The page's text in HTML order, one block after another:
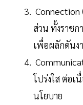
Connection
ส่วน ทั้งราช
เพื่อผลักดันง
โปร่งใส ต่อเ
นโยบาย